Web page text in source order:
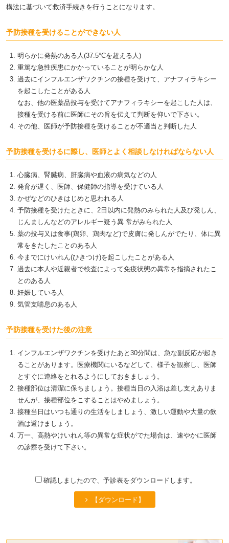
構法に基づいて救済手続きを行うことになります。
予防接種を受けることができない人
明らかに発熱のある人(37.5°Cを超える人)
重篤な急性疾患にかかっていることが明らかな人
過去にインフルエンザワクチンの接種を受けて、アナフィラキシー
を起こしたことがある人
なお、他の医薬品投与を受けてアナフィラキシーを起こした人は、
接種を受ける前に医師にその旨を伝えて判断を仰いで下さい。
その他、医師が予防接種を受けることが不適当と判断した人
予防接種を受けるに際し、医師とよく相談しなければならない人
心臓病、腎臓病、肝臓病や血液の病気などの人
発育が遅く、医師、保健師の指導を受けている人
かぜなどのひきはじめと思われる人
予防接種を受けたときに、2日以内に発熱のみられた人及び発しん、
じんましんなどのアレルギー疑う異 常がみられた人
薬の投与又は食事(鶏卵、鶏肉など)で皮膚に発しんがでたり、体に異
常をきたしたことのある人
今までにけいれん(ひきつけ)を起こしたことがある人
過去に本人や近親者で検査によって免疫状態の異常を指摘されたこ
とのある人
妊娠している人
気管支喘息のある人
予防接種を受けた後の注意
インフルエンザワクチンを受けたあと30分間は、急な副反応が起き
ることがあります。医療機関にいるなどして、様子を観察し、医師
とすぐに連絡をとれるようにしておきましょう。
接種部位は清潔に保ちましょう。接種当日の入浴は差し支えありま
せんが、接種部位をこすることはやめましょう。
接種当日はいつも通りの生活をしましょう、激しい運動や大量の飲
酒は避けましょう。
万一、高熱やけいれん等の異常な症状がでた場合は、速やかに医師
の診察を受けて下さい。
確認しましたので、予診表をダウンロードします。
【ダウンロード】